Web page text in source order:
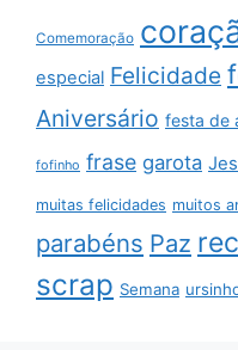
Comemoração
especial Felicidade
Aniversário festa de
fofinho frase garota
muitas felicidades muitos
parabéns Paz
scrap Semana